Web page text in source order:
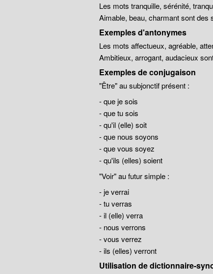
Les mots tranquille, sérénité,
Aimable, beau, charmant sont des
Exemples d'antonymes
Les mots affectueux, agréable,
Ambitieux, arrogant, audacieux
Exemples de conjugaison
"Être" au subjonctif présent :
- que je sois
- que tu sois
- qu'il (elle) soit
- que nous soyons
- que vous soyez
- qu'ils (elles) soient
"Voir" au futur simple :
- je verrai
- tu verras
- il (elle) verra
- nous verrons
- vous verrez
- ils (elles) verront
Utilisation de dictionnaire-